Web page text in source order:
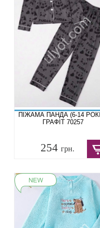
ПІЖАМА ПАНДА (6-14
ГРАФІТ 70257
254 грн.